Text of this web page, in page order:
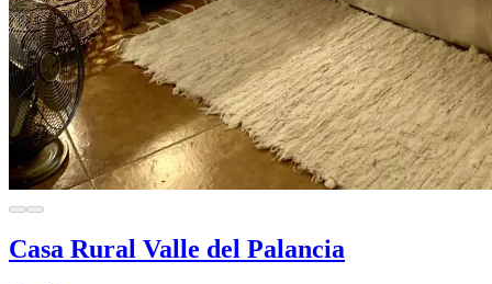
Casa Rural Valle del Palancia